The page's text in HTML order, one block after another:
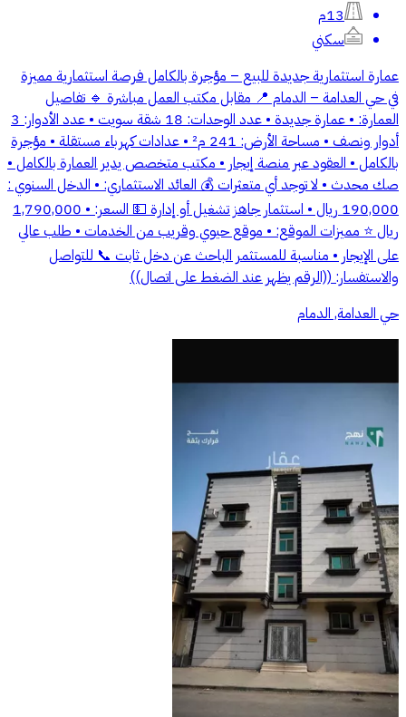
13م
سكني
عمارة استثمارية جديدة للبيع – مؤجرة بالكامل فرصة استثمارية مميزة
في حي العدامة – الدمام 📍 مقابل مكتب العمل مباشرة 🔹 تفاصيل
العمارة: • عمارة جديدة • عدد الوحدات: 18 شقة سويت • عدد الأدوار: 3
أدوار ونصف • مساحة الأرض: 241 م² • عدادات كهرباء مستقلة • مؤجرة
بالكامل • العقود عبر منصة إيجار • مكتب متخصص يدير العمارة بالكامل •
صك محدث • لا توجد أي متعثرات 💰 العائد الاستثماري: • الدخل السنوي :
190,000 ريال • استثمار جاهز تشغيل أو إدارة 💵 السعر: • 1,790,000
ريال ⭐ مميزات الموقع: • موقع حيوي وقريب من الخدمات • طلب عالي
على الإيجار • مناسبة للمستثمر الباحث عن دخل ثابت 📞 للتواصل
والاستفسار: ((الرقم يظهر عند الضغط على اتصال))
حي العدامة, الدمام